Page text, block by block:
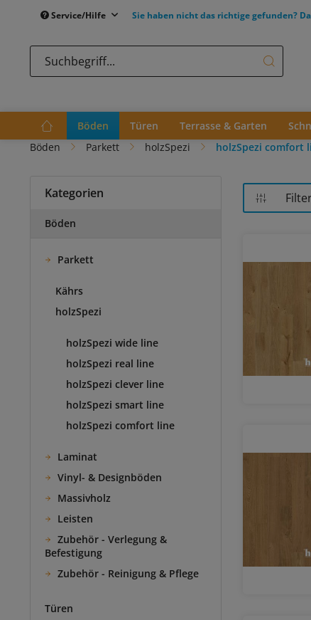
Service/Hilfe Sie haben nicht das richtige gefunden?
Böden Türen Terrasse & Garten
Böden
Parkett holzSpezi holzSpezi comfort
Kategorien
Böden
Parkett
Kährs
holzSpezi
holzSpezi wide line
holzSpezi real line
holzSpezi clever line
holzSpezi smart line
holzSpezi comfort line
Laminat
Vinyl- & Designböden
Massivholz
Leisten
Zubehör - Verlegung &
Befestigung
Zubehör - Reinigung & Pflege
Türen